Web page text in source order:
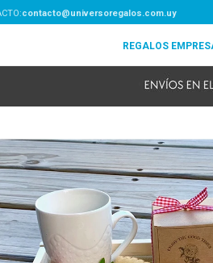
contacto@universoregalos.com.uy